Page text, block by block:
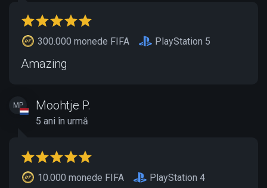
300.000 monede FIFA PlayStation 5
Amazing
MP Moohtje P.
5 ani în urmă
10.000 monede FIFA PlayStation 4